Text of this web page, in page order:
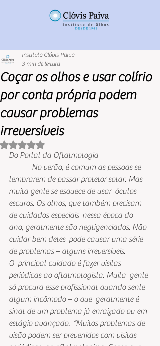
Coçar os olhos e usar colírio
por conta própria podem
causar problemas
irreversíveis
Instituto Clóvis Paiva
3 min de leitura
Avaliado com NaN de 5 estrelas.
Do Portal da Oftalmologia
No verão, é comum as pessoas se
lembrarem de passar protetor solar. Mas
muita gente se esquece de usar  óculos
escuros. Os olhos, que também precisam
de cuidados especiais  nessa época do
ano, geralmente são negligenciados. Não
cuidar bem deles  pode causar uma série
de problemas – alguns irreversíveis.
O  principal cuidado é fazer visitas
periódicas ao oftalmologista. Muita  gente
só procura esse profissional quando sente
algum incômodo – o que  geralmente é
sinal de um problema já enraizado ou em
estágio avançado.  “Muitos problemas de
visão podem ser prevenidos com visitas